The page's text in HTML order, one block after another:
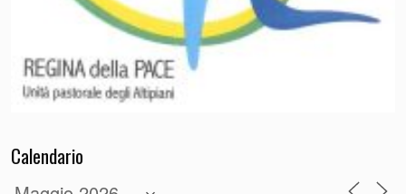
Calendario